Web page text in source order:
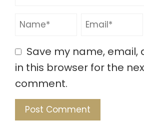
Save my name, email,
in this browser for the
comment.